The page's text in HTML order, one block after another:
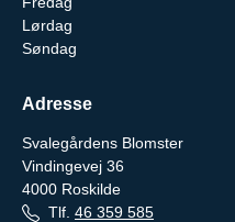
Lørdag
Søndag
Adresse
Svalegårdens Blomster
Vindingevej 36
4000 Roskilde
Tlf. 46 359 585